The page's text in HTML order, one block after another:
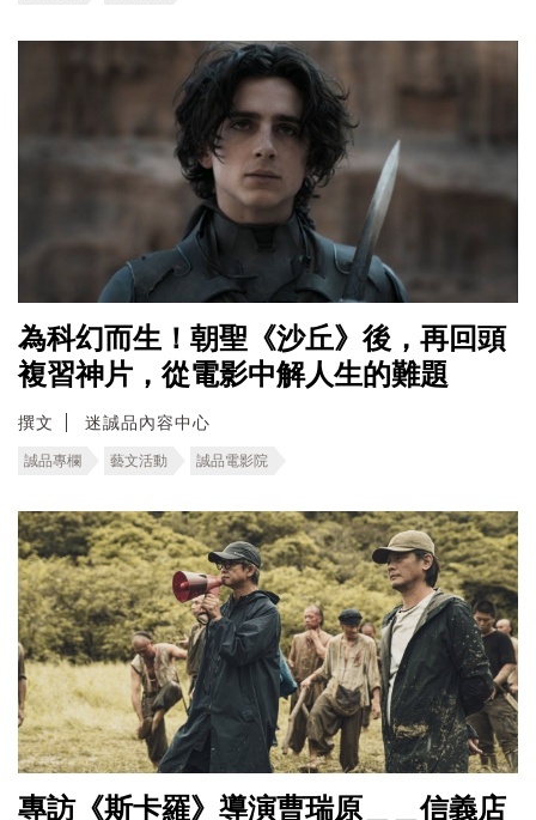
為科幻而生！朝聖《沙丘》後，再回頭
複習神片，從電影中解人生的難題
撰文 迷誠品內容中心
誠品專欄 藝文活動 誠品電影院
專訪《斯卡羅》導演曹瑞原＿＿信義店